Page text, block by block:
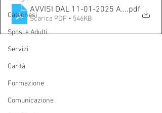
Catechesi
Sposi e Adulti
Servizi
Carità
Formazione
Comunicazione
AVVISI DAL 11-01-2025 AL 19-1-2025
.pdf
Scarica PDF • 546KB